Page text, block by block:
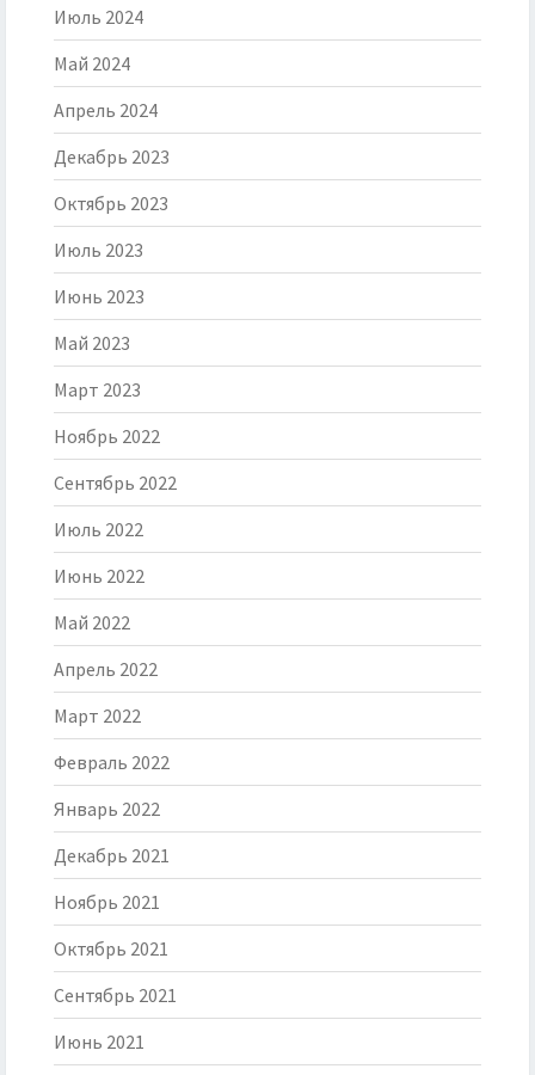
Июль 2024
Май 2024
Апрель 2024
Декабрь 2023
Октябрь 2023
Июль 2023
Июнь 2023
Май 2023
Март 2023
Ноябрь 2022
Сентябрь 2022
Июль 2022
Июнь 2022
Май 2022
Апрель 2022
Март 2022
Февраль 2022
Январь 2022
Декабрь 2021
Ноябрь 2021
Октябрь 2021
Сентябрь 2021
Июнь 2021